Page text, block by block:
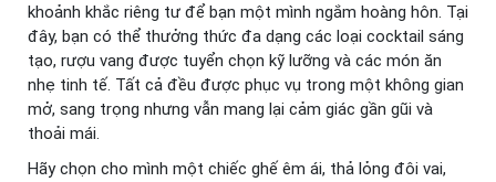
khoảnh khắc riêng tư để bạn một mình ngắm hoàng hôn. Tại
đây, bạn có thể thưởng thức đa dạng các loại cocktail sáng
tạo, rượu vang được tuyển chọn kỹ lưỡng và các món ăn
nhẹ tinh tế. Tất cả đều được phục vụ trong một không gian
mở, sang trọng nhưng vẫn mang lại cảm giác gần gũi và
thoải mái.
Hãy chọn cho mình một chiếc ghế êm ái, thả lỏng đôi vai,